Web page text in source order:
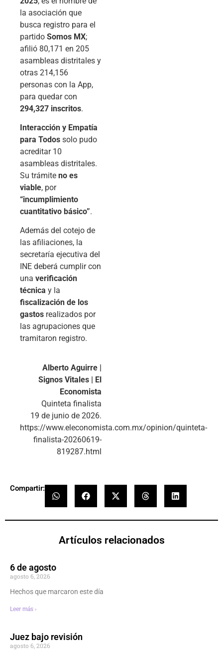
la asociación que
busca registro para el
partido Somos MX;
afilió 80,171 en 205
asambleas distritales y
otras 214,156
personas con la App,
para quedar con
294,327 inscritos.
Interacción y Empatía
para Todos solo pudo
acreditar 10
asambleas distritales.
Su trámite no es
viable, por
“incumplimiento
cuantitativo básico”.
Además del cotejo de
las afiliaciones, la
secretaría ejecutiva del
INE deberá cumplir con
una verificación
técnica y la
fiscalización de los
gastos realizados por
las agrupaciones que
tramitaron registro.
Alberto Aguirre |
Signos Vitales | El
Economista
Quinteta finalista
19 de junio de 2026.
https://www.eleconomista.com.mx/opinion/quinteta-
finalista-20260619-
819287.html
Compartir:
Artículos relacionados
6 de agosto
agosto 6, 2026
Hechos que marcaron este día
Leer más ›
Juez bajo revisión
agosto 6, 2026